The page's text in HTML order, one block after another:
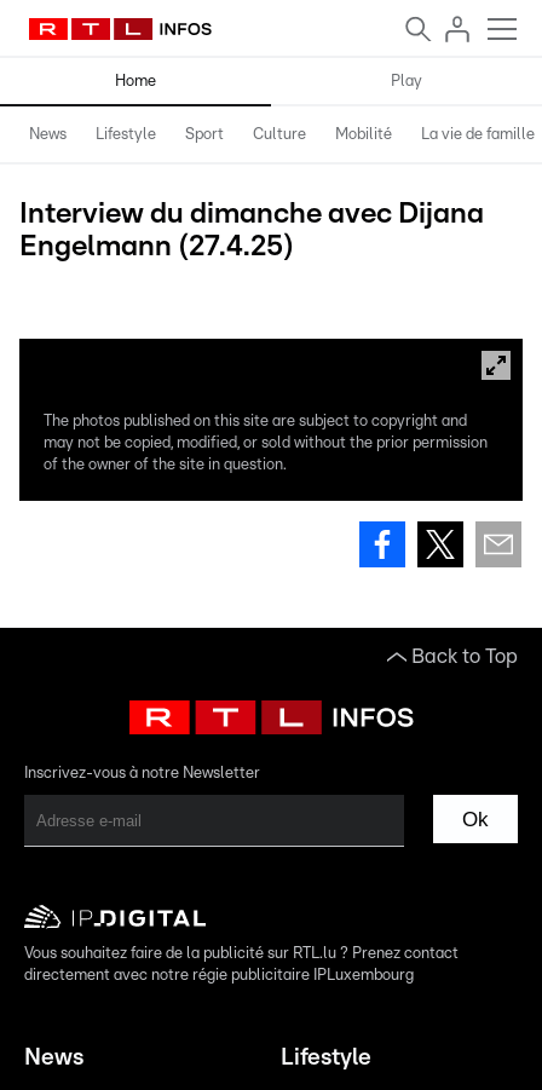
Home Play
News Lifestyle Sport Culture Mobilité La vie de famille
Interview du dimanche avec Dijana
Engelmann (27.4.25)
The photos published on this site are subject to copyright and
may not be copied, modified, or sold without the prior permission
of the owner of the site in question.
Back to Top
Inscrivez-vous à notre Newsletter
Ok
Vous souhaitez faire de la publicité sur RTL.lu ? Prenez contact
directement avec notre régie publicitaire IPLuxembourg
News Lifestyle